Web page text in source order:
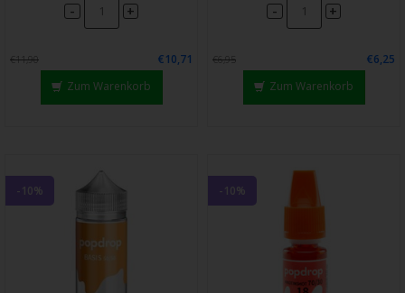
- +
€11,90
€10,71
Zum Warenkorb
- +
€6,95
€6,25
Zum Warenkorb
-10% -10%